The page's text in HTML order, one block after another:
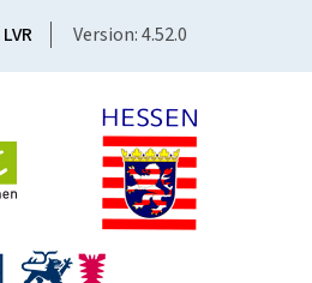
LVR Version: 4.52.0